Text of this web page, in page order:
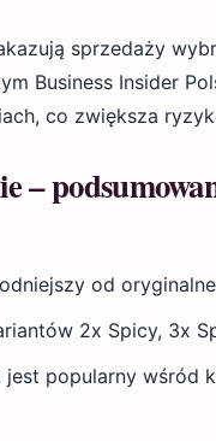
sprzedaży
Business Insider
co zwiększa
–
od
2x Spicy, 3x
jest popularny wśród